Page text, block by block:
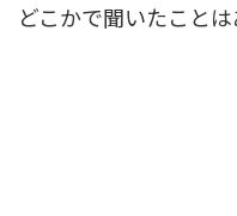
どこかで聞いたこと